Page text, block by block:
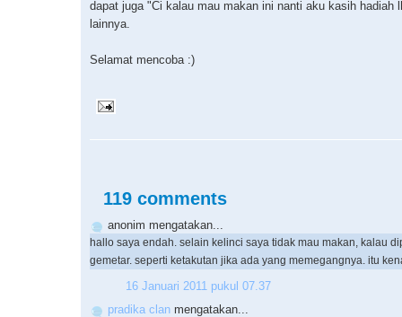
dapat juga "Ci kalau mau makan ini nanti aku kasih hadiah
lainnya.
Selamat mencoba :)
119 comments
anonim mengatakan...
hallo saya endah. selain kelinci saya tidak mau makan, kalau
gemetar. seperti ketakutan jika ada yang memegangnya. itu
16 Januari 2011 pukul 07.37
pradika clan mengatakan...